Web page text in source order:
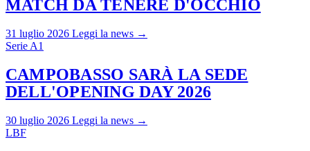
MATCH DA TENERE D'OCCHIO
31 luglio 2026 Leggi la news →
Serie A1
CAMPOBASSO SARÀ LA SEDE
DELL'OPENING DAY 2026
30 luglio 2026 Leggi la news →
LBF